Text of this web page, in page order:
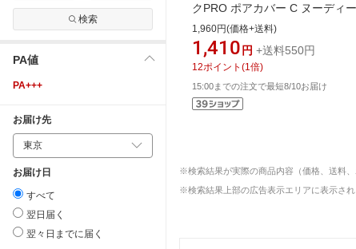
検索
PA値
PA+++
お届け先
お届け日
すべて
翌日届く
翌々日までに届く
クPRO ポアカバー C ヌーディー
プ（15g）
1,960円(価格+送料)
1,410 円 +送料550円
12ポイント (1 倍)
15:00までの注文で最短8/10お届け
※検索結果が実際の商品内容（価格、送料
※検索結果上部の広告表示エリアに表示さ